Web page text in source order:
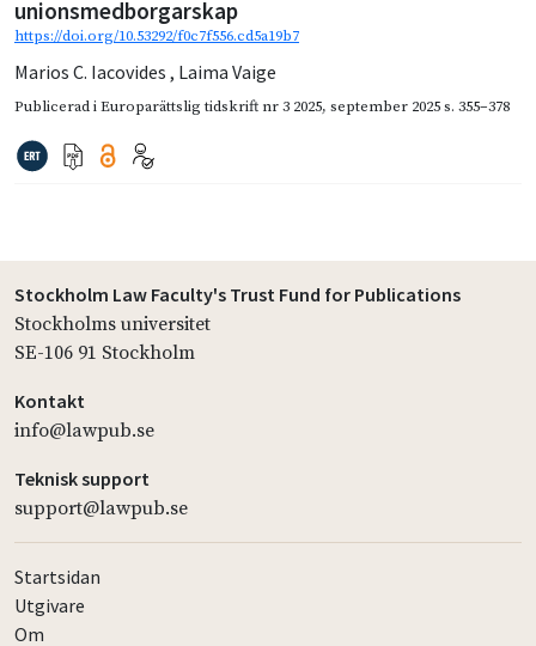
unionsmedborgarskap
https://doi.org/10.53292/f0c7f556.cd5a19b7
Marios C. Iacovides , Laima Vaige
Publicerad iEuroparättslig tidskrift nr 3 2025, september 2025s. 355–378
Stockholm Law Faculty's Trust Fund for Publications
Stockholms universitet
SE-106 91 Stockholm
Kontakt
info@lawpub.se
Teknisk support
support@lawpub.se
Startsidan
Utgivare
Om